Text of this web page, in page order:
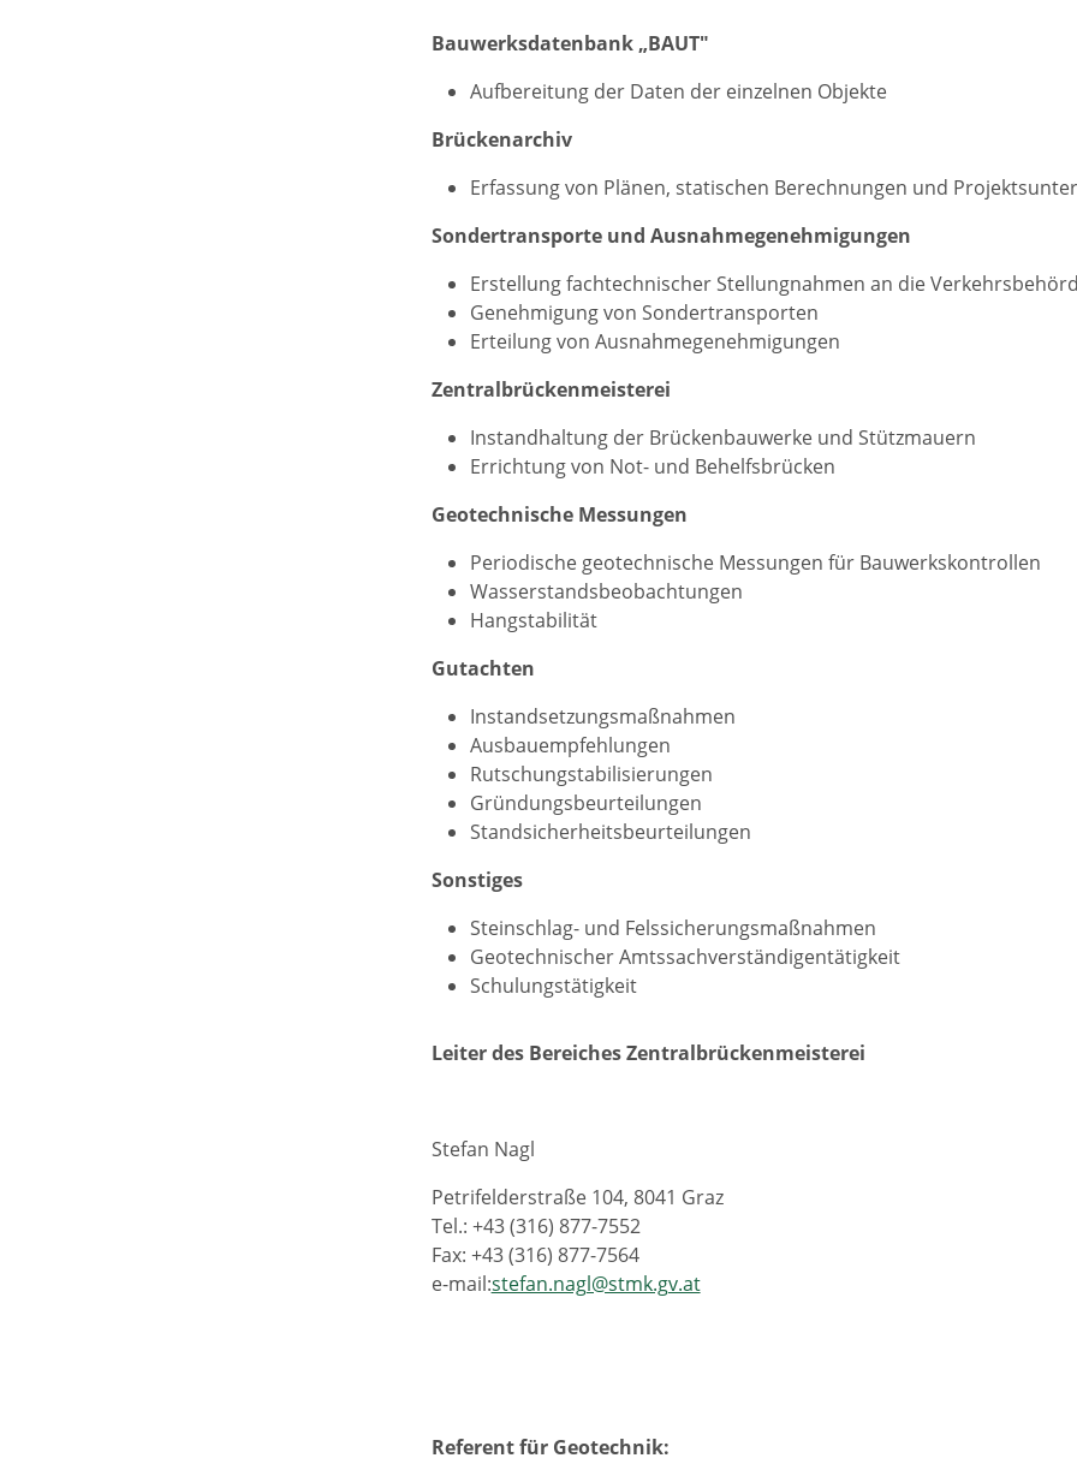
Bauwerksdatenbank „BAUT"
Aufbereitung der Daten der einzelnen Objekte
Brückenarchiv
Erfassung von Plänen, statischen Berechnungen und
Sondertransporte und Ausnahmegenehmigungen
Erstellung fachtechnischer Stellungnahmen an die
Genehmigung von Sondertransporten
Erteilung von Ausnahmegenehmigungen
Zentralbrückenmeisterei
Instandhaltung der Brückenbauwerke und Stützmauern
Errichtung von Not- und Behelfsbrücken
Geotechnische Messungen
Periodische geotechnische Messungen für Bauwerkskontrollen
Wasserstandsbeobachtungen
Hangstabilität
Gutachten
Instandsetzungsmaßnahmen
Ausbauempfehlungen
Rutschungstabilisierungen
Gründungsbeurteilungen
Standsicherheitsbeurteilungen
Sonstiges
Steinschlag- und Felssicherungsmaßnahmen
Geotechnischer Amtssachverständigentätigkeit
Schulungstätigkeit
Leiter des Bereiches Zentralbrückenmeisterei
Stefan Nagl
Petrifelderstraße 104, 8041 Graz
Tel.: +43 (316) 877-7552
Fax: +43 (316) 877-7564
e-mail:stefan.nagl@stmk.gv.at
Referent für Geotechnik: